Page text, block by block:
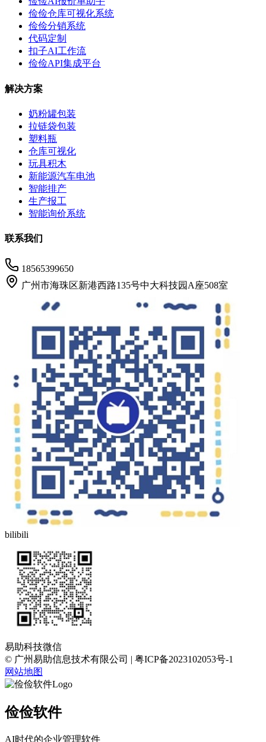
俭俭仓库可视化系统
俭俭分销系统
代码定制
扣子AI工作流
俭俭API集成平台
解决方案
奶粉罐包装
拉链袋包装
塑料瓶
仓库可视化
玩具积木
新能源汽车电池
智能排产
生产报工
智能询价系统
联系我们
18565399650
广州市海珠区新港西路135号中大科技园A座508室
bilibili
易助科技微信
© 广州易助信息技术有限公司 | 粤ICP备2023102053号-1
网站地图
俭俭软件
AI时代的企业管理软件